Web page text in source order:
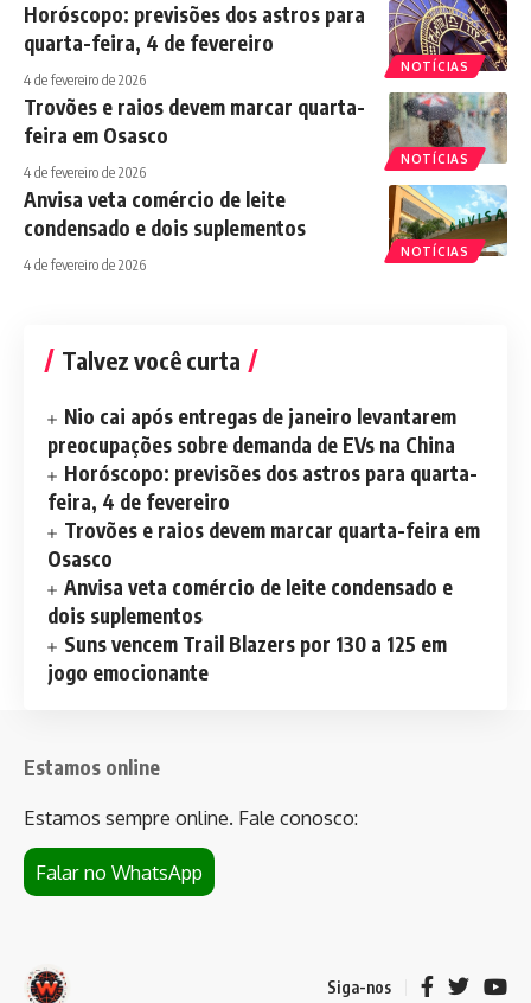
NOTÍCIAS
Horóscopo: previsões dos astros para
quarta-feira, 4 de fevereiro
4 de fevereiro de 2026
NOTÍCIAS
Trovões e raios devem marcar quarta-
feira em Osasco
4 de fevereiro de 2026
NOTÍCIAS
Anvisa veta comércio de leite
condensado e dois suplementos
4 de fevereiro de 2026
Talvez você curta
Nio cai após entregas de janeiro levantarem
preocupações sobre demanda de EVs na China
Horóscopo: previsões dos astros para quarta-
feira, 4 de fevereiro
Trovões e raios devem marcar quarta-feira em
Osasco
Anvisa veta comércio de leite condensado e
dois suplementos
Suns vencem Trail Blazers por 130 a 125 em
jogo emocionante
Estamos online
Estamos sempre online. Fale conosco:
Falar no WhatsApp
Siga-nos